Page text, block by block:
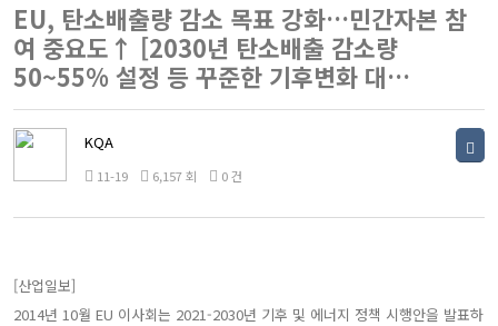
EU, 탄소배출량 감소 목표 강화…민간자본 참
여 중요도↑ [2030년 탄소배출 감소량
50~55% 설정 등 꾸준한 기후변화 대…
KQA
11-19 6,157 회 0 건
[산업일보]
2014년 10월 EU 이사회는 2021-2030년 기후 및 에너지 정책 시행안을 발표하